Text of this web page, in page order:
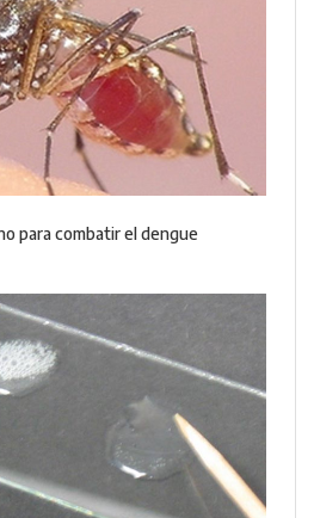
para combatir el dengue